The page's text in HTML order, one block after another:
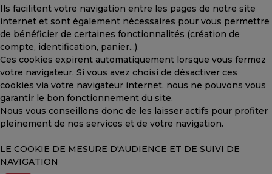
Ils facilitent votre navigation entre les pages de notre site
internet et sont également nécessaires pour vous permettre
de bénéficier de certaines fonctionnalités (création de
compte, identification, panier...).
Ces cookies expirent automatiquement lorsque vous fermez
votre navigateur. Si vous avez choisi de désactiver ces
cookies via votre navigateur internet, nous ne pouvons vous
garantir le bon fonctionnement du site.
Nous vous conseillons donc de les laisser actifs pour profiter
pleinement de nos services et de votre navigation.
LE COOKIE DE MESURE D'AUDIENCE ET DE SUIVI DE
NAVIGATION